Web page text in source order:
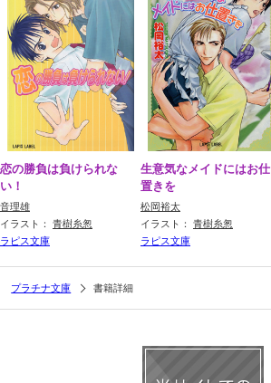
恋の勝負は負けられな
い！
音理雄
イラスト： 青樹糸怱
ラピス文庫
生意気なメイドにはお仕
置きを
松岡裕太
イラスト： 青樹糸怱
ラピス文庫
プラチナ文庫 書籍詳細